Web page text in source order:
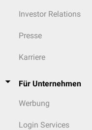
Investor Relations
Presse
Karriere
Für Unternehmen
Werbung
Login Services